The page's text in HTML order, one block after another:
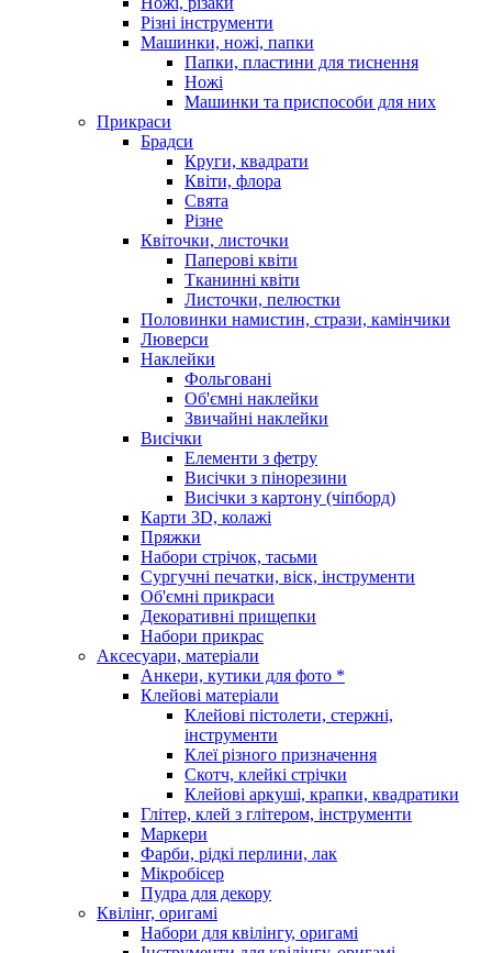
Різні інструменти
Машинки, ножі, папки
Папки, пластини для тиснення
Ножі
Машинки та приспособи для них
Прикраси
Брадси
Круги, квадрати
Квіти, флора
Свята
Різне
Квіточки, листочки
Паперові квіти
Тканинні квіти
Листочки, пелюстки
Половинки намистин, стрази, камінчики
Люверси
Наклейки
Фольговані
Об'ємні наклейки
Звичайні наклейки
Висічки
Елементи з фетру
Висічки з пінорезини
Висічки з картону (чіпборд)
Карти 3D, колажі
Пряжки
Набори стрічок, тасьми
Сургучні печатки, віск, інструменти
Об'ємні прикраси
Декоративні прищепки
Набори прикрас
Аксесуари, матеріали
Анкери, кутики для фото *
Клейові матеріали
Клейові пістолети, стержні,
інструменти
Клеї різного призначення
Скотч, клейкі стрічки
Клейові аркуші, крапки, квадратики
Глітер, клей з глітером, інструменти
Маркери
Фарби, рідкі перлини, лак
Мікробісер
Пудра для декору
Квілінг, оригамі
Набори для квілінгу, оригамі